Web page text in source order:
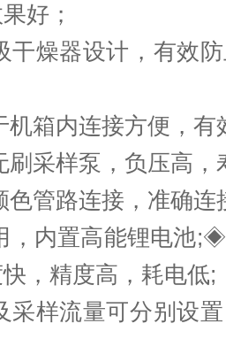
好；
燥器设计，有效
箱内连接方便，有
采样泵，负压高，
管路连接，准确连
内置高能锂电池;◈
，精度高，耗电低;
样流量可分别设